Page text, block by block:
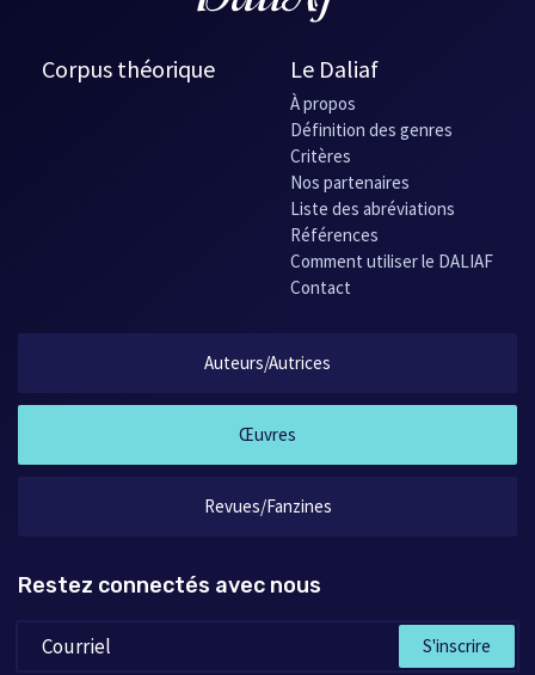
Corpus théorique Le Daliaf
À propos
Définition des genres
Critères
Nos partenaires
Liste des abréviations
Références
Comment utiliser le DALIAF
Contact
Auteurs/Autrices
Œuvres
Revues/Fanzines
Restez connectés avec nous
S'inscrire